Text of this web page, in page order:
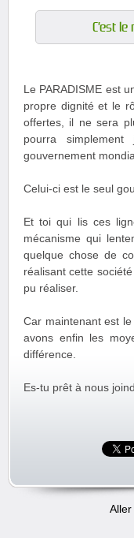
C’est
Le PARADISME est
propre dignité et le
offertes, il ne sera
pourra
gouvernement
Celui-ci est le seul
Et toi qui lis ces
mécanisme qui
quelque chose de
réalisant cette
pu réaliser.
Car maintenant est
avons enfin les
différence.
Es-tu prêt à nous